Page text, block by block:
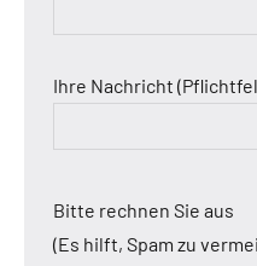
Ihre Nachricht
Bitte rechnen Sie aus
(Es hilft, Spam zu